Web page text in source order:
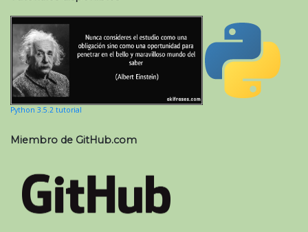
Python 3.5.2 tutorial
Miembro de GitHub.com